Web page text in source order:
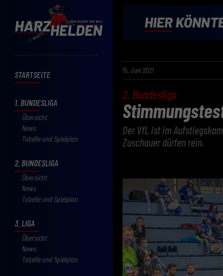
STARTSEITE
1. BUNDESLIGA
Übersicht
News
Tabelle und Spielplan
2. BUNDESLIGA
Übersicht
News
Tabelle und Spielplan
3. LIGA
Übersicht
News
Tabelle und Spielplan
15. Juni 2021
2. Bundesliga
Der VfL ist im
Zuschauer dürfen rein.